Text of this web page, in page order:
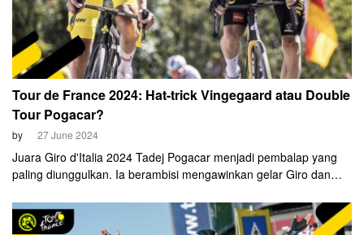
Tour de France 2024: Hat-trick Vingegaard atau Double
Tour Pogacar?
by 27 June 2024
Juara Giro d'Italia 2024 Tadej Pogacar menjadi pembalap yang
paling diunggulkan. Ia berambisi mengawinkan gelar Giro dan
karena peraih juara bertahan Tour de France Jonas Vingegaard
telah kembali.